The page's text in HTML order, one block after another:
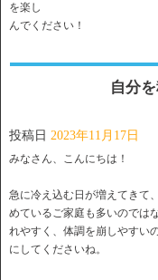
を楽し
んでください！
自分
投稿日 2023年11月17日
みなさん、こんにちは！
急に冷え込む日が増えてきて
めているご家庭も多いのでは
れやすく、体調を崩しやすい
にしてくださいね。